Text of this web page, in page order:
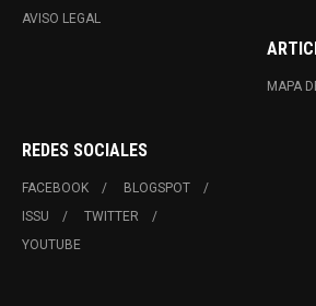
AVISO LEGAL
MAPA
REDES SOCIALES
FACEBOOK
BLOGSPOT
ISSU
TWITTER
YOUTUBE